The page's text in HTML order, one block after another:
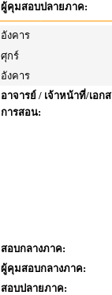
ผู้คุมสอบปลายภาค:
อังคาร
ศุกร์
อังคาร
อาจารย์ / เจ้าหน้าที่/เอก
การสอน:
สอบกลางภาค:
ผู้คุมสอบกลางภาค:
สอบปลายภาค: